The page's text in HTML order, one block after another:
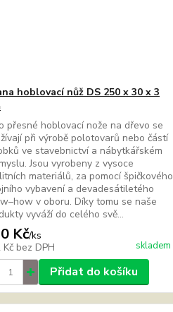
hoblovací nůž DS 250 x 30 x 3
přesné hoblovací nože na dřevo se
při výrobě polotovarů nebo částí
ve stavebnictví a nábytkářském
Jsou vyrobeny z vysoce
materiálů, za pomocí špičkového
vybavení a devadesátiletého
v oboru. Díky tomu se naše
vyváží do celého svě...
Kč/ks
Kč bez DPH skladem
Přidat do košíku